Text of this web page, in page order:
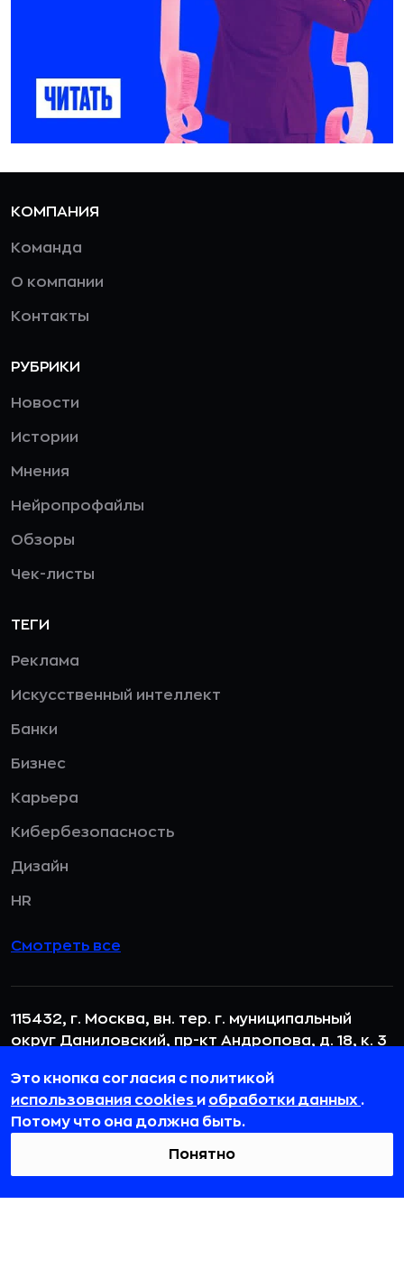
КОМПАНИЯ
Команда
О компании
Контакты
РУБРИКИ
Новости
Истории
Мнения
Нейропрофайлы
Обзоры
Чек-листы
ТЕГИ
Реклама
Искусственный интеллект
Банки
Бизнес
Карьера
Кибербезопасность
Дизайн
HR
Смотреть все
115432, г. Москва, вн. тер. г. муниципальный
округ Даниловский, пр-кт Андропова, д. 18, к. 3
team@rb.ru
Это кнопка согласия с политикой
использования cookies и обработки данных .
Потому что она должна быть.
Понятно